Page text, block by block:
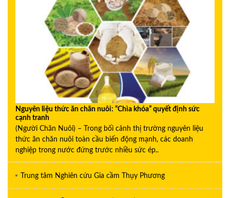
Nguyên liệu thức ăn chăn nuôi: “Chìa khóa” quyết định sức
cạnh tranh
(Người Chăn Nuôi) – Trong bối cảnh thị trường nguyên liệu
thức ăn chăn nuôi toàn cầu biến động mạnh, các doanh
nghiệp trong nước đứng trước nhiều sức ép..
Trung tâm Nghiên cứu Gia cầm Thụy Phương